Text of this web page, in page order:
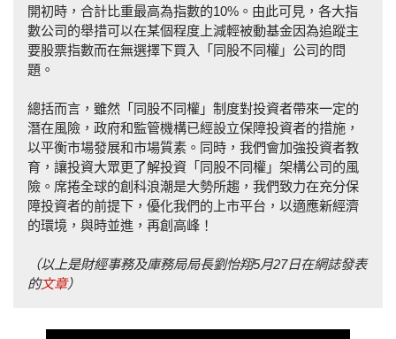
開初時，合計比重最高為指數的10%。由此可見，各大指
數公司的舉措可以在某個程度上減輕被動基金因為追蹤主
要股票指數而在無選擇下買入「同股不同權」公司的問
題。
總括而言，雖然「同股不同權」制度對投資者帶來一定的
潛在風險，政府和監管機構已經設立保障投資者的措施，
以平衡市場發展和市場質素。同時，我們會加強投資者教
育，讓投資大眾更了解投資「同股不同權」架構公司的風
險。席捲全球的創科浪潮是大勢所趨，我們致力在充分保
障投資者的前提下，優化我們的上市平台，以適應新經濟
的環境，與時並進，再創高峰！
（以上是財經事務及庫務局局長劉怡翔5月27日在網誌發表
的文章）